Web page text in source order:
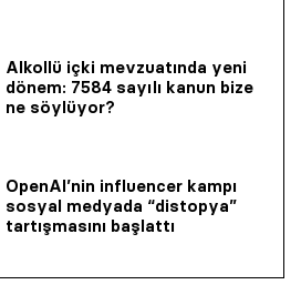
Alkollü içki mevzuatında yeni
dönem: 7584 sayılı kanun bize
ne söylüyor?
OpenAI’nin influencer kampı
sosyal medyada “distopya”
tartışmasını başlattı